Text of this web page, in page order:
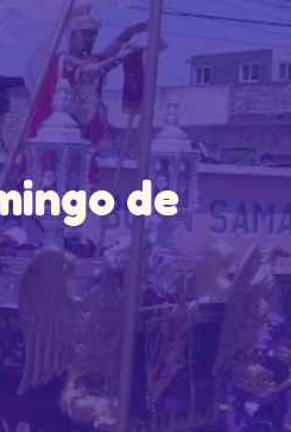
de